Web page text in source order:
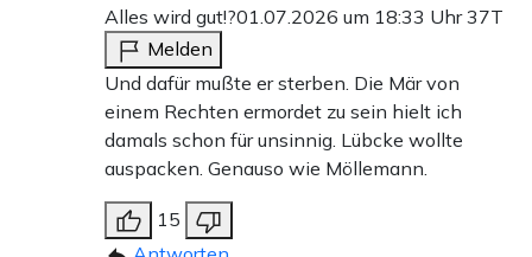
Alles wird gut!?01.07.2026 um 18:33 Uhr37T
Melden
Und dafür mußte er sterben. Die Mär von
einem Rechten ermordet zu sein hielt ich
damals schon für unsinnig. Lübcke wollte
auspacken. Genauso wie Möllemann.
15